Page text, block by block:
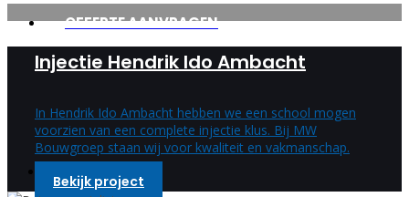
OFFERTE AANVRAGEN
Injectie Hendrik Ido Ambacht
In Hendrik Ido Ambacht hebben we een school mogen
voorzien van een complete injectie klus. Bij MW
Bouwgroep staan wij voor kwaliteit en vakmanschap.
Bekijk project